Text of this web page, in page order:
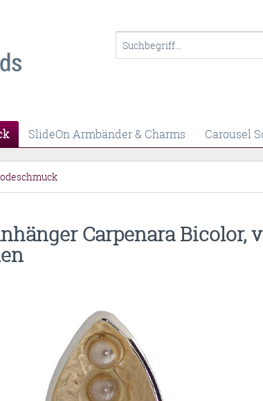
SlideOn Armbänder & Charms Carousel
Carpenara